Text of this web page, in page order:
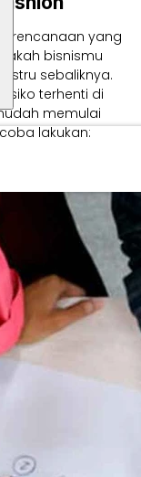
yang
bisnismu
sebaliknya.
terhenti di
memulai
lakukan: